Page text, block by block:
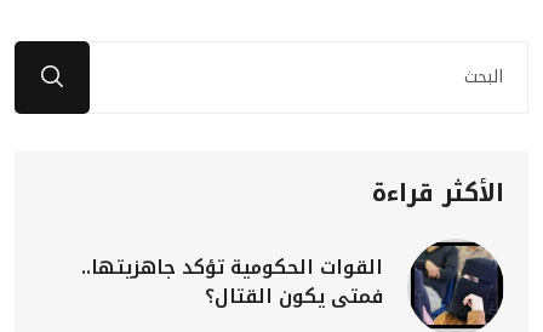
الأكثر قراءة
القوات الحكومية تؤكد جاهزيتها..
فمتى يكون القتال؟